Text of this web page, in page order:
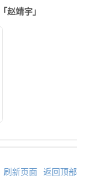
「赵靖宇」
刷新页面 返回顶部